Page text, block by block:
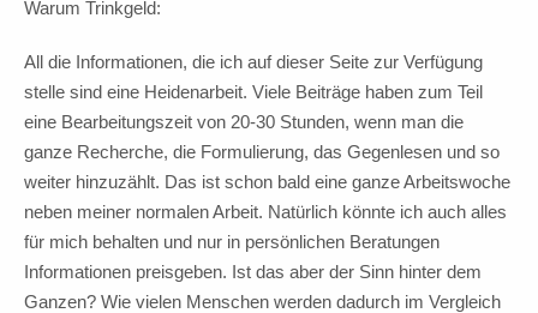
Warum Trinkgeld:
All die Informationen, die ich auf dieser Seite zur Verfügung
stelle sind eine Heidenarbeit. Viele Beiträge haben zum Teil
eine Bearbeitungszeit von 20-30 Stunden, wenn man die
ganze Recherche, die Formulierung, das Gegenlesen und so
weiter hinzuzählt. Das ist schon bald eine ganze Arbeitswoche
neben meiner normalen Arbeit. Natürlich könnte ich auch alles
für mich behalten und nur in persönlichen Beratungen
Informationen preisgeben. Ist das aber der Sinn hinter dem
Ganzen? Wie vielen Menschen werden dadurch im Vergleich